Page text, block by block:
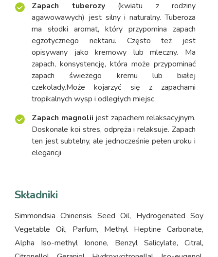
Zapach tuberozy(kwiatu z rodziny
agawowawych) jest silny i naturalny. Tuberoza
ma słodki aromat, który przypomina zapach
egzotycznego nektaru. Często też jest
opisywany jako kremowy lub mleczny. Ma
zapach, konsystencję, która może przypominać
zapach świeżego kremu lub białej
czekolady.Może kojarzyć się z zapachami
tropikalnych wysp i odległych miejsc.
Zapach magnolii jest zapachem relaksacyjnym.
Doskonale koi stres, odpręża i relaksuje. Zapach
ten jest subtelny, ale jednocześnie pełen uroku i
elegancji
Składniki
Simmondsia Chinensis Seed Oil, Hydrogenated Soy
Vegetable Oil, Parfum, Methyl Heptine Carbonate,
Alpha Iso-methyl Ionone, Benzyl Salicylate, Citral,